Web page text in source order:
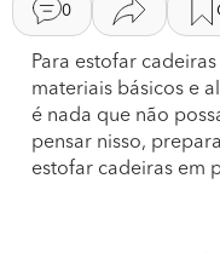
0
Para estofar
materiais básicos e
é nada que não
pensar nisso,
estofar cadeiras em